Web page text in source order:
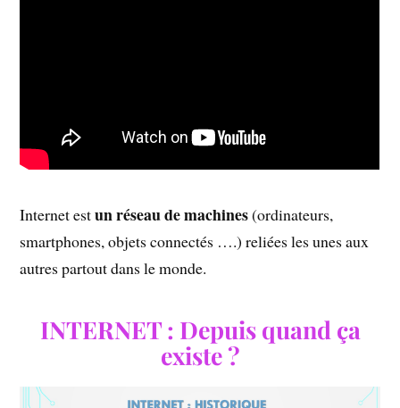
Internet estun réseau de machines(ordinateurs,
smartphones, objets connectés ….) reliées les unes aux
autres partout dans le monde.
INTERNET : Depuis quand ça
existe ?